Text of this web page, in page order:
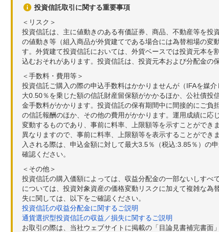
投資信託取引に関する重要事項
＜リスク＞
投資信託は、主に値動きのある有価証券、商品、不動産等を
の値動き等（組入商品が外貨建てである場合には為替相場の
す。外貨建て投資信託においては、外貨ベースでは投資元本
込むおそれがあります。投資信託は、投資元本および分配金の
＜手数料・費用等＞
投資信託ご購入の際の申込手数料はかかりませんが（IFAを媒
大0.50％を乗じた額の信託財産留保額がかかるほか、公社債
金手数料がかかります。投資信託の保有期間中に間接的にご
の信託報酬のほか、その他の費用がかかります。運用成績に
変動するものであり、事前に料率、上限額等を示すことがで
異なりますので、事前に料率、上限額等を表示することがで
入される際は、申込金額に対して最大3.5％（税込:3.85％）の
確認ください。
＜その他＞
投資信託の購入価額によっては、収益分配金の一部ないしす
については、投資対象資産の価格変動リスクに加えて複雑な
失に関しては、以下をご確認ください。
投資信託の収益分配金に関するご説明
通貨選択型投資信託の収益／損失に関するご説明
お取引の際は、当社ウェブサイトに掲載の「目論見書補完書